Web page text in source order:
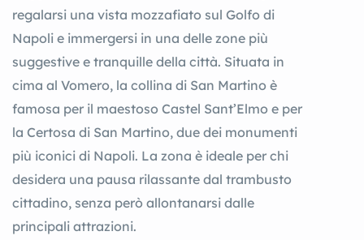
regalarsi una vista mozzafiato sul Golfo di
Napoli e immergersi in una delle zone più
suggestive e tranquille della città. Situata in
cima al Vomero, la collina di San Martino è
famosa per il maestoso Castel Sant’Elmo e per
la Certosa di San Martino, due dei monumenti
più iconici di Napoli. La zona è ideale per chi
desidera una pausa rilassante dal trambusto
cittadino, senza però allontanarsi dalle
principali attrazioni.